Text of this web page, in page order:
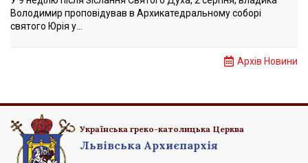
Володимир проповідував в Архикатедральному соборі
святого Юрія у...
Архів Новини
Українська греко-католицька Церква
Львівська Архиєпархія